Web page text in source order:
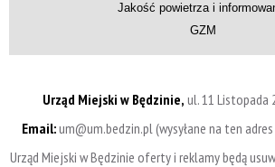
Jakość powietrza i
GZM
Urząd Miejski w Będzinie, ul. 11 Listopada
Email:um@um.bedzin.pl (wysyłane na ten
Urząd Miejski w Będzinie oferty i reklamy będą